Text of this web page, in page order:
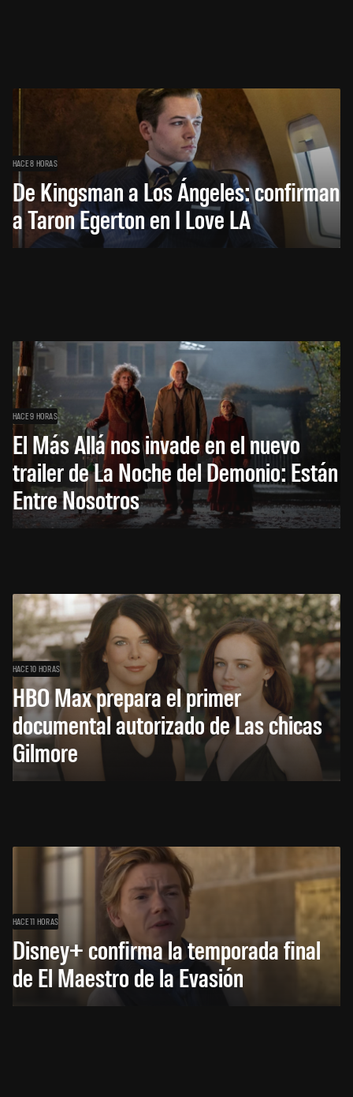
HACE 8 HORAS
De Kingsman a Los Ángeles: confirman
a Taron Egerton en I Love LA
HACE 9 HORAS
El Más Allá nos invade en el nuevo
trailer de La Noche del Demonio: Están
Entre Nosotros
HACE 10 HORAS
HBO Max prepara el primer
documental autorizado de Las chicas
Gilmore
HACE 11 HORAS
Disney+ confirma la temporada final
de El Maestro de la Evasión